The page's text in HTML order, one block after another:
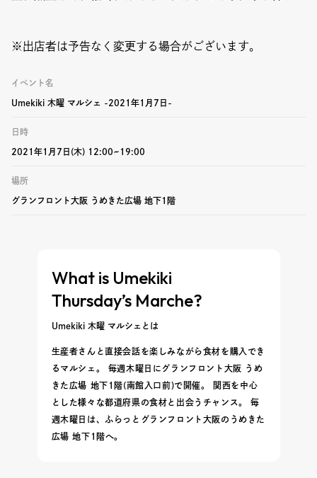
※出店者は予告なく変更する場合がございます。
イベント名
Umekiki 木曜 マルシェ -2021年1月7日-
日時
2021年1月7日(木) 12:00~19:00
場所
グランフロント大阪 うめきた広場 地下1階
What is Umekiki
Thursday’s Marche?
Umekiki 木曜 マルシェとは
生産者さんと直接会話を楽しみながら食材を購入でき
るマルシェ。 毎週木曜日にグランフロント大阪 うめ
きた広場 地下1階(南館入口前)で開催。 関西を中心
とした様々な都道府県の食材と出会うチャンス。 毎
週木曜日は、ふらっとグランフロント大阪のうめきた
広場 地下1階へ。